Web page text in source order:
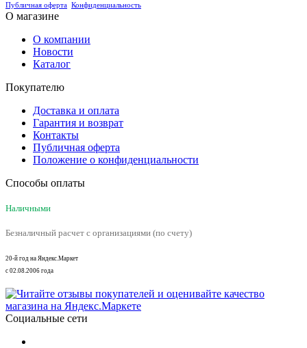
Публичная оферта Конфиденциальность
О магазине
О компании
Новости
Каталог
Покупателю
Доставка и оплата
Гарантия и возврат
Контакты
Публичная оферта
Положение о конфиденциальности
Способы оплаты
Наличными
Безналичный расчет с организациями (по счету)
20-й год на Яндекс.Маркет
с 02.08.2006 года
Социальные сети